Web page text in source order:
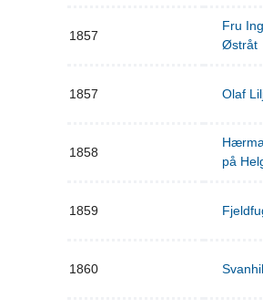
1857
Fru
Østråt
1857 Olaf
1858
på
1859
1860